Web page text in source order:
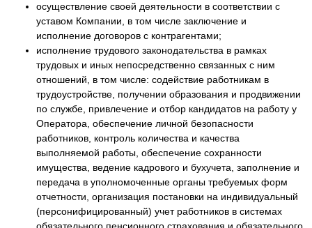
осуществление своей деятельности в соответствии с
уставом Компании, в том числе заключение и
исполнение договоров с контрагентами;
исполнение трудового законодательства в рамках
трудовых и иных непосредственно связанных с ним
отношений, в том числе: содействие работникам в
трудоустройстве, получении образования и продвижении
по службе, привлечение и отбор кандидатов на работу у
Оператора, обеспечение личной безопасности
работников, контроль количества и качества
выполняемой работы, обеспечение сохранности
имущества, ведение кадрового и бухучета, заполнение и
передача в уполномоченные органы требуемых форм
отчетности, организация постановки на индивидуальный
(персонифицированный) учет работников в системах